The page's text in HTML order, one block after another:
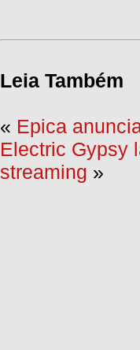
Leia Também
« Epica
Electric Gypsy
streaming »